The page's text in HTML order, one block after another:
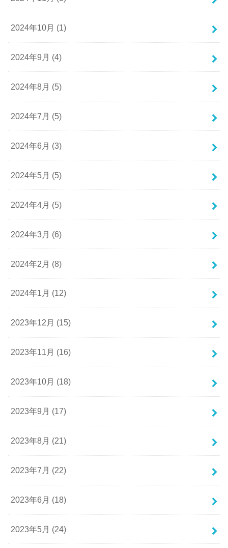
2024年10月 (1)
2024年9月 (4)
2024年8月 (5)
2024年7月 (5)
2024年6月 (3)
2024年5月 (5)
2024年4月 (5)
2024年3月 (6)
2024年2月 (8)
2024年1月 (12)
2023年12月 (15)
2023年11月 (16)
2023年10月 (18)
2023年9月 (17)
2023年8月 (21)
2023年7月 (22)
2023年6月 (18)
2023年5月 (24)